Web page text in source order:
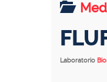
Laboratorio